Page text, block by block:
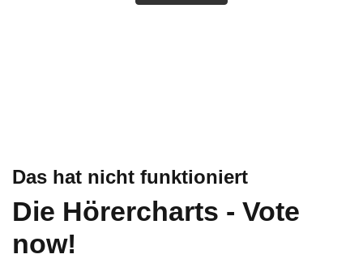
Das hat nicht funktioniert
Die Hörercharts - Vote
now!